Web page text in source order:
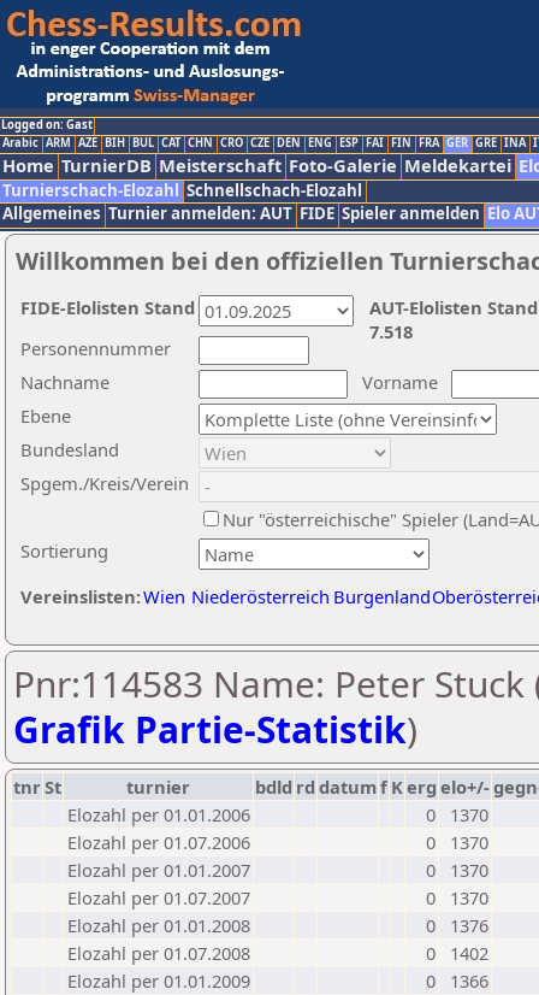
Logged on: Gast
Arabic ARM AZE BIH BUL CAT CHN CRO CZE DEN ENG ESP FAI FIN FRA GER GRE INA
Home TurnierDB Meisterschaft Foto-Galerie Meldekartei
Turnierschach-Elozahl Schnellschach-Elozahl
Allgemeines Turnier anmelden: AUT FIDE Spieler anmelden Elo
Willkommen bei den offiziellen
Nachname
Vorname
Ebene
Sortierung
Personennummer
Bundesland
Spgem./Kreis/Verein
Nur "österreichische" Spieler
Vereinslisten:Wien Niederösterreich Burgenland
AUT-Elolisten
7.518
FIDE-Elolisten Stand
Pnr:114583 Name: Peter Stuck
Grafik Partie-Statistik)
tnrSt turnier bdld rd datumf Kerg elo+/-
Elozahl per 01.01.2006
0
1370
Elozahl per 01.07.2006
0
1370
Elozahl per 01.01.2007
0
1370
Elozahl per 01.07.2007
0
1370
Elozahl per 01.01.2008
0
1376
Elozahl per 01.07.2008
0
1402
Elozahl per 01.01.2009
0
1366